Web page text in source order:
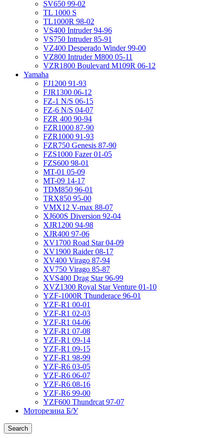
SV650 99-02
TL 1000 S
TL1000R 98-02
VS400 Intruder 94-96
VS750 Intruder 85-91
VZ400 Desperado Winder 99-00
VZ800 Intruder M800 05-11
VZR1800 Boulevard M109R 06-12
Yamaha
FJ1200 91-93
FJR1300 06-12
FZ-1 N/S 06-15
FZ-6 N/S 04-07
FZR 400 90-94
FZR1000 87-90
FZR1000 91-93
FZR750 Genesis 87-90
FZS1000 Fazer 01-05
FZS600 98-01
MT-01 05-09
MT-09 14-17
TDM850 96-01
TRX850 95-00
VMX12 V-max 88-07
XJ600S Diversion 92-04
XJR1200 94-98
XJR400 97-06
XV1700 Road Star 04-09
XV1900 Raider 08-17
XV400 Virago 87-94
XV750 Virago 85-87
XVS400 Drag Star 96-99
XVZ1300 Royal Star Venture 01-10
YZF-1000R Thunderace 96-01
YZF-R1 00-01
YZF-R1 02-03
YZF-R1 04-06
YZF-R1 07-08
YZF-R1 09-14
YZF-R1 09-15
YZF-R1 98-99
YZF-R6 03-05
YZF-R6 06-07
YZF-R6 08-16
YZF-R6 99-00
YZF600 Thundrcat 97-07
Моторезина Б/У
Search